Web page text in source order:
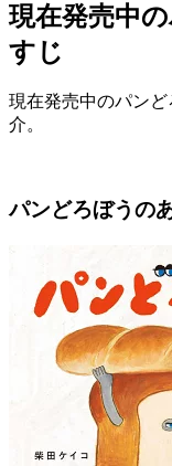
現在発売中
すじ
現在発売中のパン
介。
パンどろぼうの